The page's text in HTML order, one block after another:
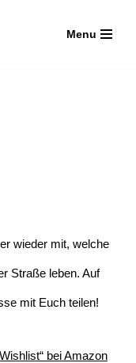
Menu
wieder mit, welche
Straße leben. Auf
mit Euch teilen!
bei Amazon